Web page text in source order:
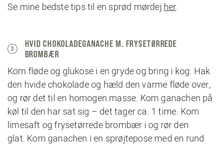
Se mine bedste tips til en sprød mørdej her.
3
HVID CHOKOLADEGANACHE M. FRYSETØRREDE
BROMBÆR
Kom fløde og glukose i en gryde og bring i kog. Hak
den hvide chokolade og hæld den varme fløde over,
og rør det til en homogen masse. Kom ganachen på
køl til den har sat sig – det tager ca. 1 time. Kom
limesaft og frysetørrede brombær i og rør den
glat. Kom ganachen i en sprøjtepose med en rund